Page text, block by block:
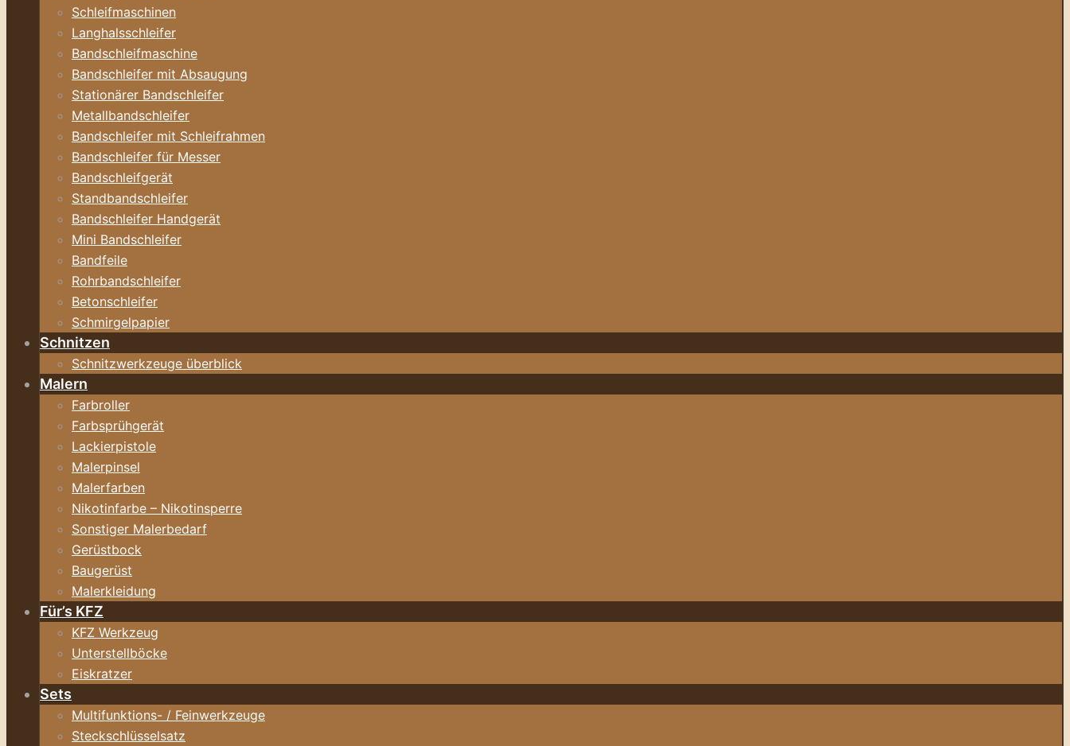
Schleifmaschinen
Langhalsschleifer
Bandschleifmaschine
Bandschleifer mit Absaugung
Stationärer Bandschleifer
Metallbandschleifer
Bandschleifer mit Schleifrahmen
Bandschleifer für Messer
Bandschleifgerät
Standbandschleifer
Bandschleifer Handgerät
Mini Bandschleifer
Bandfeile
Rohrbandschleifer
Betonschleifer
Schmirgelpapier
Schnitzen
Schnitzwerkzeuge überblick
Malern
Farbroller
Farbsprühgerät
Lackierpistole
Malerpinsel
Malerfarben
Nikotinfarbe – Nikotinsperre
Sonstiger Malerbedarf
Gerüstbock
Baugerüst
Malerkleidung
Für’s KFZ
KFZ Werkzeug
Unterstellböcke
Eiskratzer
Sets
Multifunktions- / Feinwerkzeuge
Steckschlüsselsatz